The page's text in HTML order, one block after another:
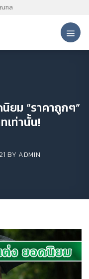
ฑล
ยม “ราคาถูกๆ”
เท่านั้น!
BYADMIN